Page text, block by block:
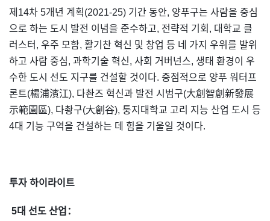
제14차 5개년 계획(2021-25) 기간 동안, 양푸구는 사람을 중심
으로 하는 도시 발전 이념을 준수하고, 전략적 기회, 대학교 클
러스터, 우주 모함, 활기찬 혁신 및 창업 등 네 가지 우위를 발위
하고 사람 중심, 과학기술 혁신, 사회 거버넌스, 생태 환경이 우
수한 도시 선도 지구를 건설할 것이다. 중점적으로 양푸 워터프
론트(楊浦濱江), 다촨즈 혁신과 발전 시범구(大創智創新發展
示範園區), 다촹구(大創谷), 퉁지대학교 고리 지능 산업 도시 등
4대 기능 구역을 건설하는 데 힘을 기울일 것이다.
투자 하이라이트
5대 선도 산업：